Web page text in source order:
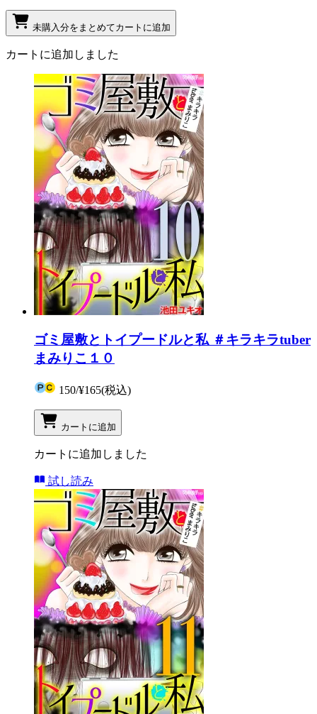
未購入分をまとめてカートに追加
カートに追加しました
ゴミ屋敷とトイプードルと私 ＃キラキラtuber
まみりこ１０
150/¥165(税込)
カートに追加
カートに追加しました
試し読み